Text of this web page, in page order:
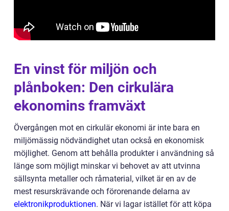
En vinst för miljön och
plånboken: Den cirkulära
ekonomins framväxt
Övergången mot en cirkulär ekonomi är inte bara en
miljömässig nödvändighet utan också en ekonomisk
möjlighet. Genom att behålla produkter i användning så
länge som möjligt minskar vi behovet av att utvinna
sällsynta metaller och råmaterial, vilket är en av de
mest resurskrävande och förorenande delarna av
elektronikproduktionen. När vi lagar istället för att köpa